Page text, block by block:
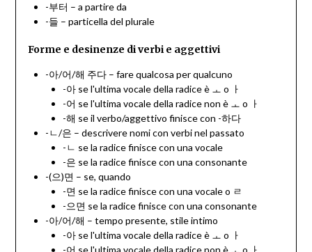
-부터 – a partire da
-들 – particella del plurale
Forme e desinenze di verbi e aggettivi
-아/어/해 주다 – fare qualcosa per qualcuno
-아 se l'ultima vocale della radice è ㅗ o ㅏ
-어 se l'ultima vocale della radice non è ㅗ o ㅏ
-해 se il verbo/aggettivo finisce con -하다
-ㄴ/은 – descrivere nomi con verbi nel passato
-ㄴ se la radice finisce con una vocale
-은 se la radice finisce con una consonante
-(으)면 – se, quando
-면 se la radice finisce con una vocale o ㄹ
-으면 se la radice finisce con una consonante
-아/어/해 – tempo presente, stile intimo
-아 se l'ultima vocale della radice è ㅗ o ㅏ
-어 se l'ultima vocale della radice non è ㅗ o ㅏ